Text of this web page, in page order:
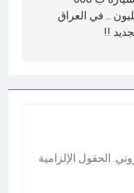
.. في العراق
!!
الحقول الإلزامية